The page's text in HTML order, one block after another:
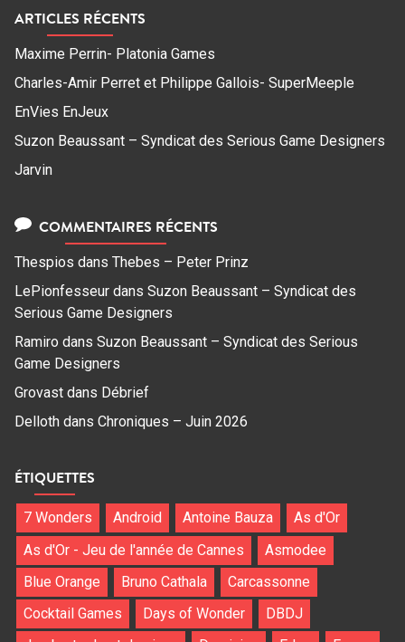
ARTICLES RÉCENTS
Maxime Perrin- Platonia Games
Charles-Amir Perret et Philippe Gallois- SuperMeeple
EnVies EnJeux
Suzon Beaussant – Syndicat des Serious Game Designers
Jarvin
COMMENTAIRES RÉCENTS
Thespios dans Thebes – Peter Prinz
LePionfesseur dans Suzon Beaussant – Syndicat des
Serious Game Designers
Ramiro dans Suzon Beaussant – Syndicat des Serious
Game Designers
Grovast dans Débrief
Delloth dans Chroniques – Juin 2026
ÉTIQUETTES
7 Wonders Android Antoine Bauza
As d'Or
As d'Or - Jeu de l'année de Cannes
Asmodee
Blue Orange
Bruno Cathala
Carcassonne
Cocktail Games
Days of Wonder
DBDJ